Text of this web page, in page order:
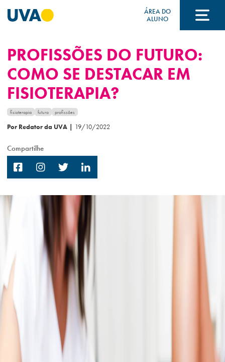
ÁREA DO
ALUNO
A UVA
CURSOS
FORMAS DE INGRESSO
FINANCIAMENTO E BOLSAS
Acontece na UVA
Campi/Unidades
Atendimento (21) 2574 8888
Conclua sua Matrícula
INSCREVA-SE
ÁREA DO ALUNO
PROFISSÕES DO FUTURO:
COMO SE DESTACAR EM
FISIOTERAPIA?
fisioterapia futuro profissões
Por Redator da UVA | 19/10/2022
Compartilhe